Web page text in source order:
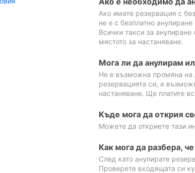
Ако имате резервация с
не е с безплатно
Всички такси за
мястото за настаняване.
Мога ли да анулирам
Не е възможна промяна на
резервацията си, е
настаняване. Ще платите
Къде мога да открия
Можете да откриете тази
Как мога да разбера,
След като анулирате
Проверете входящата си